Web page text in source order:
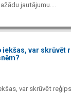
jautājumu....
iekšas, var skrūvēt
var skrūvēt